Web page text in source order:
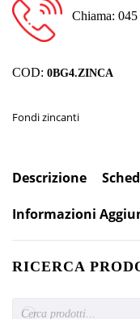
Chiama: 045
COD: 0BG4.ZINCA
Fondi zincanti
Descrizione
Informazioni
RICERCA
search